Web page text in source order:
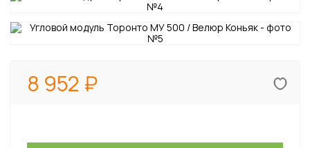
8 952